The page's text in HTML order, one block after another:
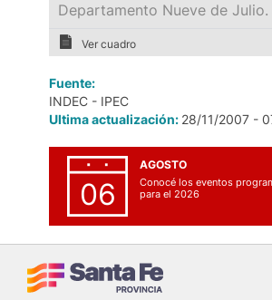
Departamento Nueve de Julio.
Ver cuadro
Fuente:
INDEC - IPEC
Ultima actualización: 28/11/2007 -
06
AGOSTO
Conocé los eventos
para el 2026